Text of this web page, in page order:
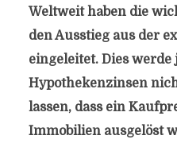
Weltweit haben die
den Ausstieg aus der
eingeleitet. Dies werde
Hypothekenzinsen
lassen, dass ein
Immobilien ausgelöst